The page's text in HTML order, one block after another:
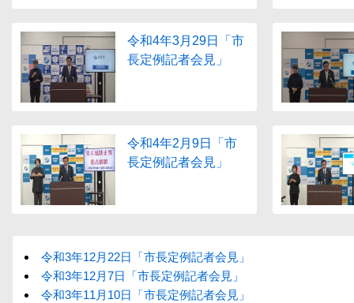
令和4年3月29日「市
長定例記者会見」
令和4年2月9日「市
長定例記者会見」
令和3年12月22日「市長定例記者会見」
令和3年12月7日「市長定例記者会見」
令和3年11月10日「市長定例記者会見」